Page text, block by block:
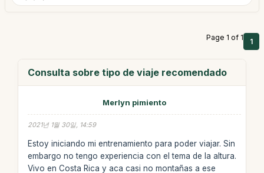
Page 1 of 1 1
Consulta sobre tipo de viaje recomendado
Merlyn pimiento
2021년 1월 30일, 14:59
Estoy iniciando mi entrenamiento para poder viajar. Sin
embargo no tengo experiencia con el tema de la altura.
Vivo en Costa Rica y aca casi no montañas a ese